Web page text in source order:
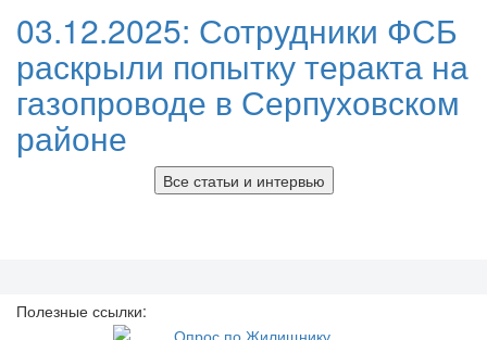
03.12.2025: Сотрудники ФСБ
раскрыли попытку теракта на
газопроводе в Серпуховском
районе
Все статьи и интервью
Полезные ссылки: